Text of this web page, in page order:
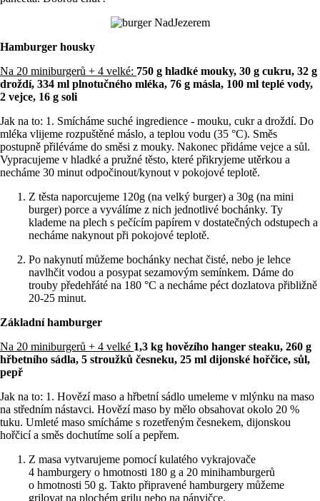
Hamburger housky
Na 20 miniburgerů + 4 velké: 750 g hladké mouky, 30 g cukru, 32 g
droždí, 334 ml plnotučného mléka, 76 g másla, 100 ml teplé vody,
2 vejce, 16 g soli
Jak na to: 1. Smícháme suché ingredience - mouku, cukr a droždí. Do
mléka vlijeme rozpuštěné máslo, a teplou vodu (35 °C). Směs
postupně přiléváme do směsi z mouky. Nakonec přidáme vejce a sůl.
Vypracujeme v hladké a pružné těsto, které přikryjeme utěrkou a
necháme 30 minut odpočinout/kynout v pokojové teplotě.
Z těsta naporcujeme 120g (na velký burger) a 30g (na mini
burger) porce a vyválíme z nich jednotlivé bochánky. Ty
klademe na plech s pečícím papírem v dostatečných odstupech a
necháme nakynout při pokojové teplotě.
Po nakynutí můžeme bochánky nechat čisté, nebo je lehce
navlhčit vodou a posypat sezamovým semínkem. Dáme do
trouby předehřáté na 180 °C a necháme péct dozlatova přibližně
20-25 minut.
Základní hamburger
Na 20 miniburgerů + 4 velké 1,3 kg hovězího hanger steaku, 260 g
hřbetního sádla, 5 stroužků česneku, 25 ml dijonské hořčice, sůl,
pepř
Jak na to: 1. Hovězí maso a hřbetní sádlo umeleme v mlýnku na maso
na středním nástavci. Hovězí maso by mělo obsahovat okolo 20 %
tuku. Umleté maso smícháme s rozetřeným česnekem, dijonskou
hořčicí a směs dochutíme solí a pepřem.
Z masa vytvarujeme pomocí kulatého vykrajovače
4 hamburgery o hmotnosti 180 g a 20 minihamburgerů
o hmotnosti 50 g. Takto připravené hamburgery můžeme
grilovat na plochém grilu nebo na pánvičce.